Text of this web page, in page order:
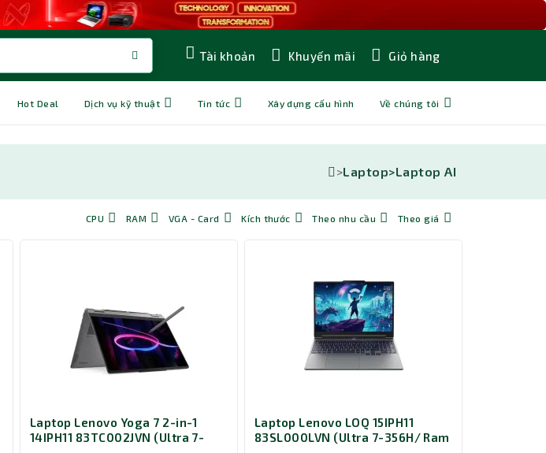
Tài khoản Khuyến mãi Giỏ hàng
Hot Deal Dịch vụ kỹ thuật Tin tức Xây dựng cấu hình Về chúng tôi
>Laptop>Laptop AI
CPU RAM VGA - Card Kích thước Theo nhu cầu Theo giá
Laptop Lenovo Yoga 7 2-in-1
14IPH11 83TC002JVN (Ultra 7-
Laptop Lenovo LOQ 15IPH11
83SL000LVN (Ultra 7-356H/ Ram